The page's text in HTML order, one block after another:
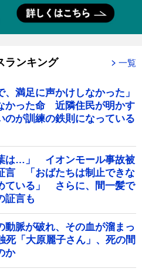
ランキング 一覧
、満足に声かけしなかった」
かった命 近隣住民が明かす
のが訓練の鉄則になっている
は…」 イオンモール事故被
言 「おばたちは制止できな
ている」 さらに、間一髪で
証言も
動脈が破れ、その血が溜まっ
「大原麗子さん」、死の間
か